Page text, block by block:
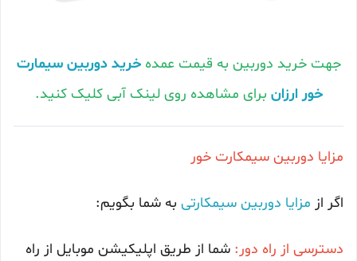
جهت خرید دوربین به قیمت عمده خرید دوربین سیمارت
خور ارزان برای مشاهده روی لینک آبی کلیک کنید.
مزایا دوربین سیمکارت خور
اگر از مزایا دوربین سیمکارتی به شما بگویم:
دسترسی از راه دور: شما از طریق اپلیکیشن موبایل از راه